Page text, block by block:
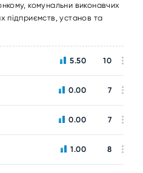
комунальни виконавчих
підприємств, установ та
5.50 10
0.00 7
0.00 7
1.00 8